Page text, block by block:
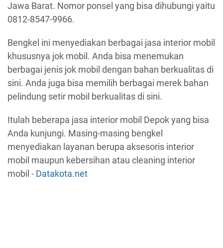
Jawa Barat. Nomor ponsel yang bisa dihubungi yaitu
0812-8547-9966.
Bengkel ini menyediakan berbagai jasa interior mobil
khususnya jok mobil. Anda bisa menemukan
berbagai jenis jok mobil dengan bahan berkualitas di
sini. Anda juga bisa memilih berbagai merek bahan
pelindung setir mobil berkualitas di sini.
Itulah beberapa jasa interior mobil Depok yang bisa
Anda kunjungi. Masing-masing bengkel
menyediakan layanan berupa aksesoris interior
mobil maupun kebersihan atau cleaning interior
mobil - Datakota.net